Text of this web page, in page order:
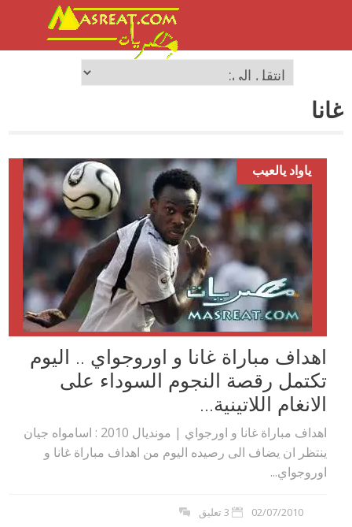
غانا
ياواد يالعيب
اهداف مباراة غانا و اوروجواي .. اليوم
تكتمل رقصة النجوم السوداء على
الانغام اللاتينية...
اهداف مباراة غانا و اورجواي | مونديال 2010 : اسامواه جيان
ينتظر ان يضاف الى رصيده اليوم من اهداف مباراة غانا و
اوروجواي...
02/07/2010 3 تعليق